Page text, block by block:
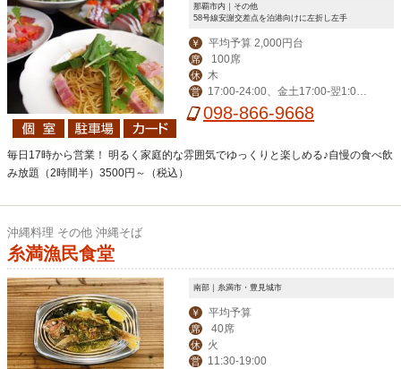
那覇市内｜その他
58号線安謝交差点を泊港向けに左折し左手
￥ 平均予算 2,000円台
席 100席
休 木
営
17:00-24:00、金土17:00-翌1:0
0、日17:00-23:00
098-866-9668
毎日17時から営業！ 明るく家庭的な雰囲気でゆっくりと楽しめる♪自慢の食べ飲
み放題（2時間半）3500円～（税込）
沖縄料理 その他 沖縄そば
糸満漁民食堂
南部｜糸満市・豊見城市
￥ 平均予算
席 40席
休 火
営 11:30-19:00